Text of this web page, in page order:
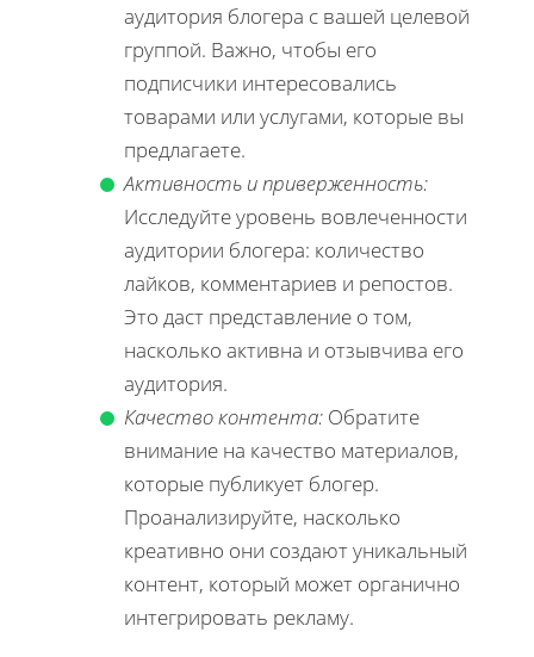
аудитория блогера с вашей целевой
группой. Важно, чтобы его
подписчики интересовались
товарами или услугами, которые вы
предлагаете.
Активность и приверженность:
Исследуйте уровень вовлеченности
аудитории блогера: количество
лайков, комментариев и репостов.
Это даст представление о том,
насколько активна и отзывчива его
аудитория.
Качество контента: Обратите
внимание на качество материалов,
которые публикует блогер.
Проанализируйте, насколько
креативно они создают уникальный
контент, который может органично
интегрировать рекламу.